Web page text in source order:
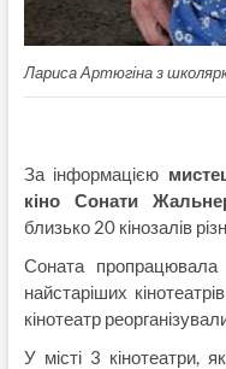
Лариса Артюгіна з
За інформацією
кіно Сонати
близько 20 кінозалів
Соната
найстаріших
кінотеатр
У місті 3 кінотеатри,